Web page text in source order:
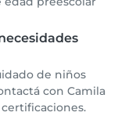
de niños
con Camila